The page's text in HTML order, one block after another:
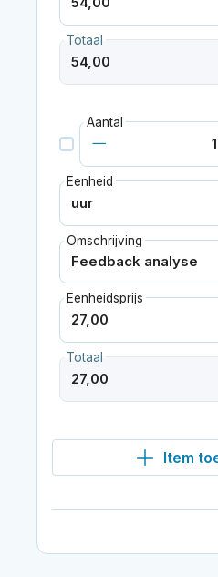
Totaal
Aantal
Eenheid
Omschrijving
Eenheidsprijs
Totaal
Item